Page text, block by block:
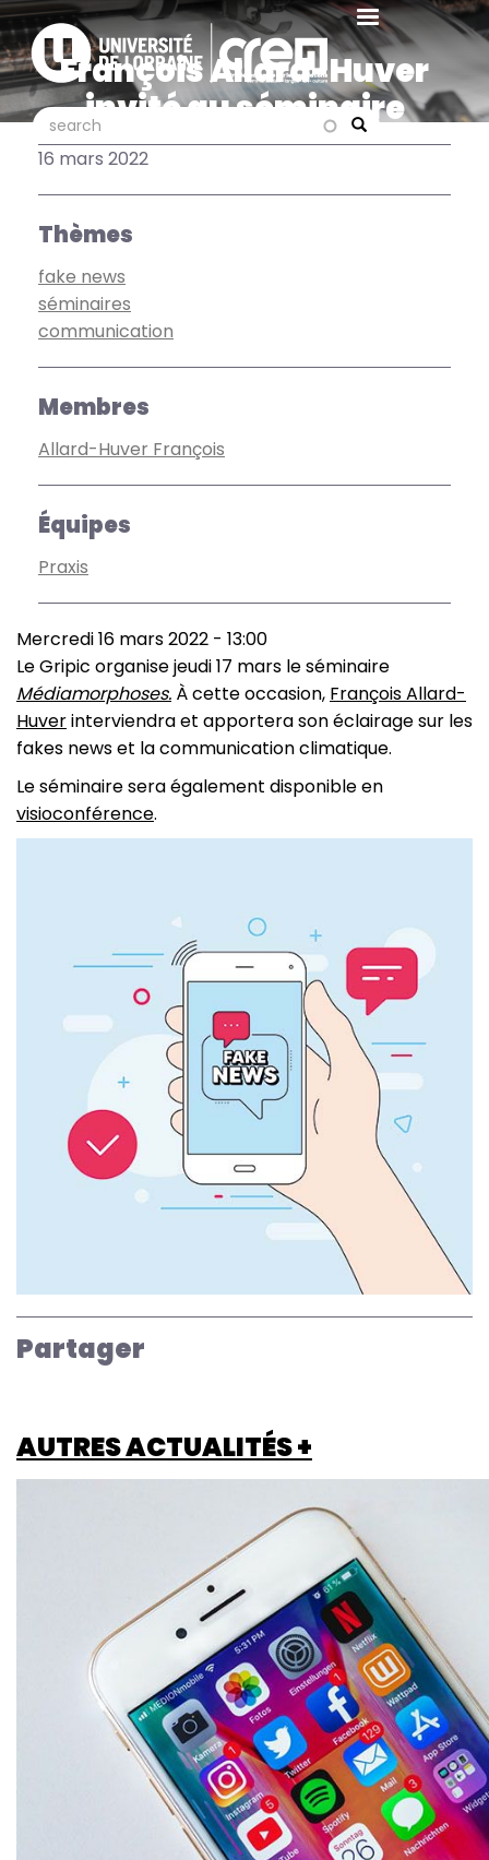
Aller
au
contenu
principal
Search
search search
François Allard-Huver
invité au séminaire
"Médiamorphoses"
16 mars 2022
Thèmes
fake news
séminaires
communication
Membres
Allard-Huver François
Équipes
Praxis
Mercredi 16 mars 2022 - 13:00
Le Gripic organise jeudi 17 mars le séminaire
Médiamorphoses. À cette occasion, François Allard-
Huverinterviendra et apportera son éclairage sur les
fakes news et la communication climatique.
Le séminaire sera également disponible en
visioconférence.
Partager
AUTRES ACTUALITÉS +